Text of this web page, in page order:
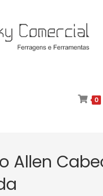
0
Allen